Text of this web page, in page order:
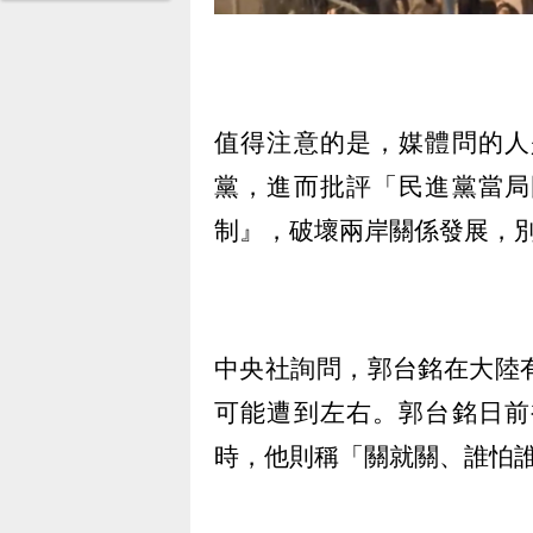
值得注意的是，媒體問的
黨，進而批評「民進黨當
制』，破壞兩岸關係發展，
中央社詢問，郭台銘在大陸
可能遭到左右。郭台銘日
時，他則稱「關就關、誰怕